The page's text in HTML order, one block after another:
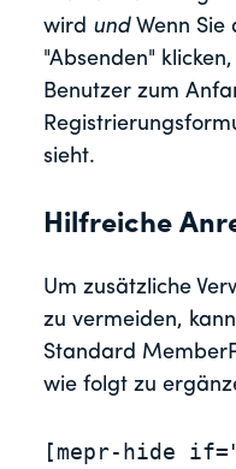
wird und Wenn
"Absenden"
Benutzer zum
sieht.
Hilfreiche
Um zusätzliche
zu vermeiden,
Standard
wie folgt zu
[mepr-hide